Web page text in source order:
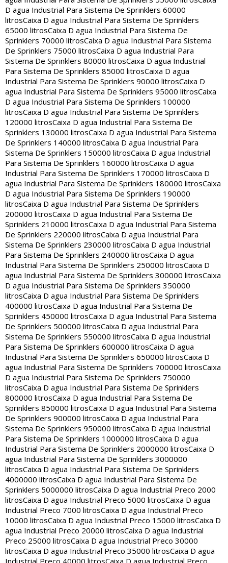
D agua Industrial Para Sistema De Sprinklers 60000
litrosCaixa D agua Industrial Para Sistema De Sprinklers
65000 litrosCaixa D agua Industrial Para Sistema De
Sprinklers 70000 litrosCaixa D agua Industrial Para Sistema
De Sprinklers 75000 litrosCaixa D agua Industrial Para
Sistema De Sprinklers 80000 litrosCaixa D agua Industrial
Para Sistema De Sprinklers 85000 litrosCaixa D agua
Industrial Para Sistema De Sprinklers 90000 litrosCaixa D
agua Industrial Para Sistema De Sprinklers 95000 litrosCaixa
D agua Industrial Para Sistema De Sprinklers 100000
litrosCaixa D agua Industrial Para Sistema De Sprinklers
120000 litrosCaixa D agua Industrial Para Sistema De
Sprinklers 130000 litrosCaixa D agua Industrial Para Sistema
De Sprinklers 140000 litrosCaixa D agua Industrial Para
Sistema De Sprinklers 150000 litrosCaixa D agua Industrial
Para Sistema De Sprinklers 160000 litrosCaixa D agua
Industrial Para Sistema De Sprinklers 170000 litrosCaixa D
agua Industrial Para Sistema De Sprinklers 180000 litrosCaixa
D agua Industrial Para Sistema De Sprinklers 190000
litrosCaixa D agua Industrial Para Sistema De Sprinklers
200000 litrosCaixa D agua Industrial Para Sistema De
Sprinklers 210000 litrosCaixa D agua Industrial Para Sistema
De Sprinklers 220000 litrosCaixa D agua Industrial Para
Sistema De Sprinklers 230000 litrosCaixa D agua Industrial
Para Sistema De Sprinklers 240000 litrosCaixa D agua
Industrial Para Sistema De Sprinklers 250000 litrosCaixa D
agua Industrial Para Sistema De Sprinklers 300000 litrosCaixa
D agua Industrial Para Sistema De Sprinklers 350000
litrosCaixa D agua Industrial Para Sistema De Sprinklers
400000 litrosCaixa D agua Industrial Para Sistema De
Sprinklers 450000 litrosCaixa D agua Industrial Para Sistema
De Sprinklers 500000 litrosCaixa D agua Industrial Para
Sistema De Sprinklers 550000 litrosCaixa D agua Industrial
Para Sistema De Sprinklers 600000 litrosCaixa D agua
Industrial Para Sistema De Sprinklers 650000 litrosCaixa D
agua Industrial Para Sistema De Sprinklers 700000 litrosCaixa
D agua Industrial Para Sistema De Sprinklers 750000
litrosCaixa D agua Industrial Para Sistema De Sprinklers
800000 litrosCaixa D agua Industrial Para Sistema De
Sprinklers 850000 litrosCaixa D agua Industrial Para Sistema
De Sprinklers 900000 litrosCaixa D agua Industrial Para
Sistema De Sprinklers 950000 litrosCaixa D agua Industrial
Para Sistema De Sprinklers 1000000 litrosCaixa D agua
Industrial Para Sistema De Sprinklers 2000000 litrosCaixa D
agua Industrial Para Sistema De Sprinklers 3000000
litrosCaixa D agua Industrial Para Sistema De Sprinklers
4000000 litrosCaixa D agua Industrial Para Sistema De
Sprinklers 5000000 litrosCaixa D agua Industrial Preco 2000
litrosCaixa D agua Industrial Preco 5000 litrosCaixa D agua
Industrial Preco 7000 litrosCaixa D agua Industrial Preco
10000 litrosCaixa D agua Industrial Preco 15000 litrosCaixa D
agua Industrial Preco 20000 litrosCaixa D agua Industrial
Preco 25000 litrosCaixa D agua Industrial Preco 30000
litrosCaixa D agua Industrial Preco 35000 litrosCaixa D agua
Industrial Preco 40000 litrosCaixa D agua Industrial Preco